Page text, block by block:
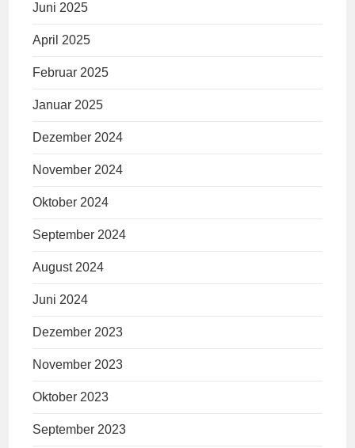
Juni 2025
April 2025
Februar 2025
Januar 2025
Dezember 2024
November 2024
Oktober 2024
September 2024
August 2024
Juni 2024
Dezember 2023
November 2023
Oktober 2023
September 2023